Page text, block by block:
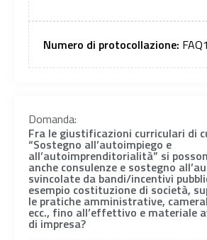
Numero di protocollazione:
Domanda:
Fra le giustificazioni curriculari di
“Sostegno all’autoimpiego e
all’autoimprenditorialità” si
anche consulenze e sostegno
svincolate da bandi/incentivi
esempio costituzione di società,
le pratiche amministrative,
ecc., fino all’effettivo e materiale
di impresa?